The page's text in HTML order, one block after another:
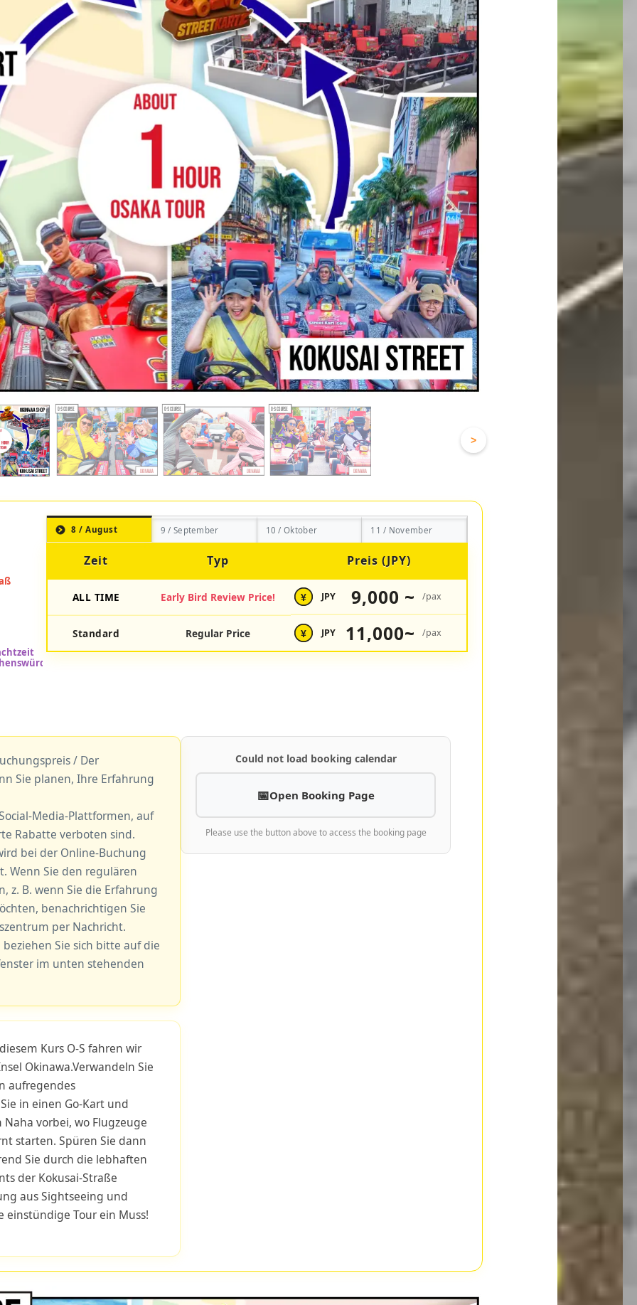
>
8 / August 9 / September 10 / Oktober 11 / November
Zeit Typ Preis (JPY)
ALL TIME Early Bird Review Price! ¥ JPY 9,000 ~ /pax
Standard Regular Price ¥ JPY 11,000~ /pax
/ Der
Sie planen, Ihre Erfahrung
Media-Plattformen, auf
Rabatte verboten sind.
bei der Online-Buchung
Wenn Sie den regulären
z. B. wenn Sie die Erfahrung
benachrichtigen Sie
per Nachricht.
Sie sich bitte auf die
im unten stehenden
Kurs O-S fahren wir
Okinawa.Verwandeln Sie
aufregendes
in einen Go-Kart und
vorbei, wo Flugzeuge
starten. Spüren Sie dann
Sie durch die lebhaften
der Kokusai-Straße
aus Sightseeing und
einstündige Tour ein Muss!
Could not load booking calendar
Open Booking Page
Please use the button above to access the booking page